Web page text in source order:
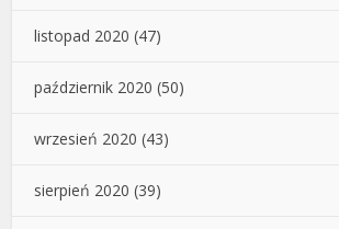
listopad 2020 (47)
październik 2020 (50)
wrzesień 2020 (43)
sierpień 2020 (39)